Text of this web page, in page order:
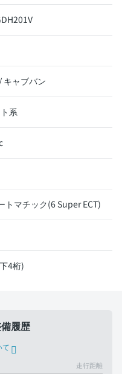
キャブバン
系
トマチック(6 Super ECT)
4桁)
履歴
て
走行距離